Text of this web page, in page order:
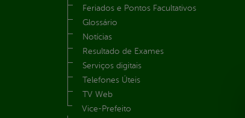
Feriados e Pontos Facultativos
Glossário
Notícias
Resultado de Exames
Serviços digitais
Telefones Úteis
TV Web
Vice-Prefeito